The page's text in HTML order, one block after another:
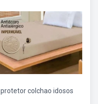
protetor colchao idosos